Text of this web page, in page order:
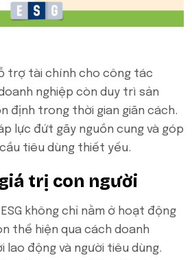
trợ tài chính cho công tác
nghiệp còn duy trì sản
định trong thời gian giãn cách.
lực đứt gãy nguồn cung và góp
tiêu dùng thiết yếu.
trị con người
không chỉ nằm ở hoạt động
thể hiện qua cách doanh
lao động và người tiêu dùng.